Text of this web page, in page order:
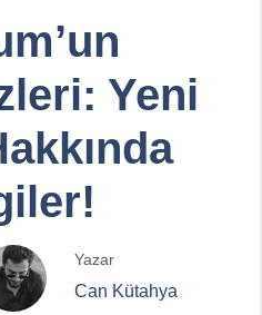
Yeni
Yazar
Can Kütahya